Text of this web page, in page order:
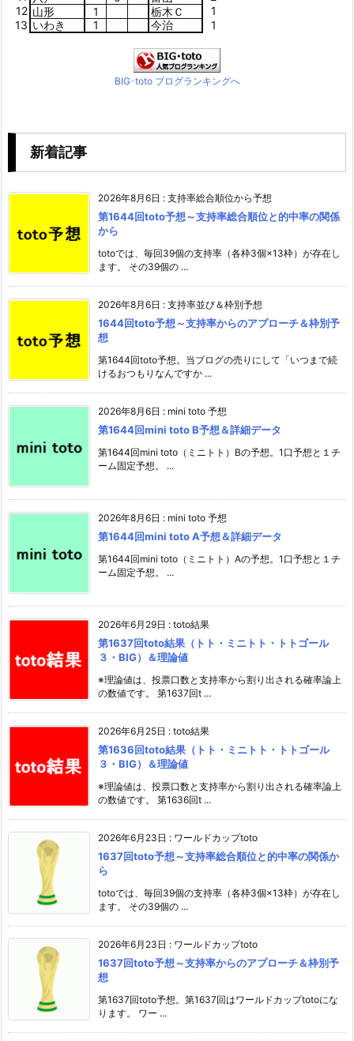
12 山形 1 栃木Ｃ
1
13 いわき 1 今治 1
BIG･toto ブログランキングへ
新着記事
2026年8月6日 : 支持率総合順位から予想
第1644回toto予想～支持率総合順位と的中率の関係
から
totoでは、毎回39個の支持率（各枠3個×13枠）が存在し
ます。 その39個の ...
2026年8月6日 : 支持率並び＆枠別予想
1644回toto予想～支持率からのアプローチ＆枠別予
想
第1644回toto予想。当ブログの売りにして「いつまで続
けるおつもりなんですか ...
2026年8月6日 : mini toto 予想
第1644回mini toto B予想＆詳細データ
第1644回mini toto（ミニトト）Bの予想。1口予想と１チ
ーム固定予想。 ...
2026年8月6日 : mini toto 予想
第1644回mini toto A予想＆詳細データ
第1644回mini toto（ミニトト）Aの予想。1口予想と１チ
ーム固定予想。 ...
2026年6月29日 : toto結果
第1637回toto結果（トト・ミニトト・トトゴール
３・BIG）＆理論値
※理論値は、投票口数と支持率から割り出される確率論上
の数値です。 第1637回t ...
2026年6月25日 : toto結果
第1636回toto結果（トト・ミニトト・トトゴール
３・BIG）＆理論値
※理論値は、投票口数と支持率から割り出される確率論上
の数値です。 第1636回t ...
2026年6月23日 : ワールドカップtoto
1637回toto予想～支持率総合順位と的中率の関係か
ら
totoでは、毎回39個の支持率（各枠3個×13枠）が存在し
ます。 その39個の ...
2026年6月23日 : ワールドカップtoto
1637回toto予想～支持率からのアプローチ＆枠別予
想
第1637回toto予想。第1637回はワールドカップtotoにな
ります。 ワー ...